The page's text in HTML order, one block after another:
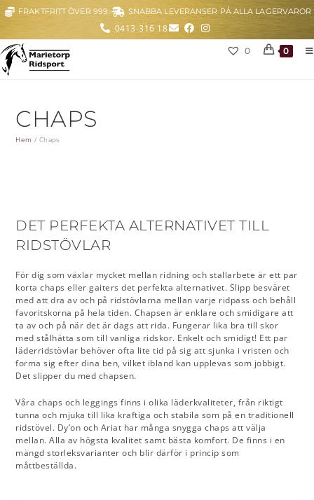
FRAKTFRITT ÖVER 999:- SNABBA LEVERANSER PÅ ALLA LAGERVAROR
0413-316 18
0 0
CHAPS
Hem / Chaps
DET PERFEKTA ALTERNATIVET TILL
RIDSTÖVLAR
För dig som växlar mycket mellan ridning och stallarbete är ett par
korta chaps eller gaiters det perfekta alternativet. Slipp besväret
med att dra av och på ridstövlarna mellan varje ridpass och behåll
favoritskorna på hela tiden. Chapsen är enklare och smidigare att
ta av och på när det är dags att rida. Fungerar lika bra till skor
med stålhätta som till vanliga ridskor. Enkelt och smidigt! Ett par
läderridstövlar behöver ofta lite tid på sig att sjunka i vristen och
forma sig efter dina ben, vilket ibland kan upplevas som jobbigt.
Det slipper du med chapsen.
Våra chaps och leggings finns i olika läderkvaliteter, från riktigt
tunna och mjuka till lika kraftiga och stabila som på en traditionell
ridstövel. Dy’on och Ariat har många snygga chaps att välja
mellan. Alla av högsta kvalitet samt bästa komfort. De finns i en
mängd storleksvarianter och blir därför i princip som
måttbeställda.